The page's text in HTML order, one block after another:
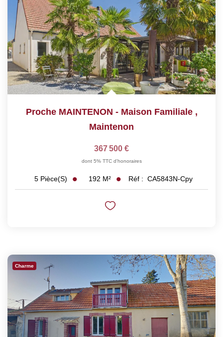
Proche MAINTENON - Maison Familiale ,
Maintenon
367 500 €
dont 5% TTC d'honoraires
5 Pièce(s) 192 M² Réf : CA5843N-Cpy
Charme